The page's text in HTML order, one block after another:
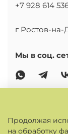
+7 928 614
г Ростов-на-
Мы в соц.
Продолжая
на обработку